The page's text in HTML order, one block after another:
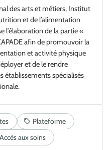
des arts et métiers, Institut
et de l’alimentation
l’élaboration de la partie «
afin de promouvoir la
et activité physique
et de le rendre
établissements spécialisés